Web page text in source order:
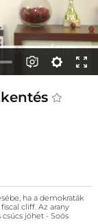
ha a demokraták
cliff. Az arany
jöhet - Soós